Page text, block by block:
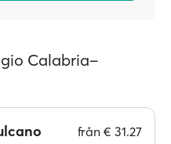
Calabria–
från € 31.27